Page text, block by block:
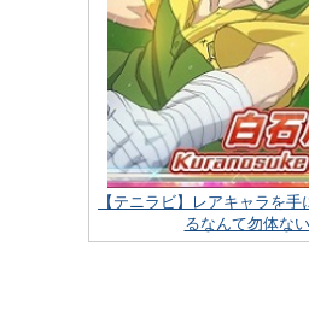
【テニラビ】レアキャラを
るなんて勿体な